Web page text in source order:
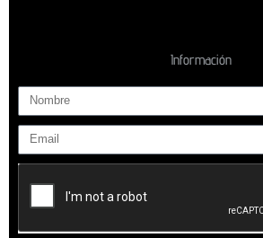
Información
o
b
m
l